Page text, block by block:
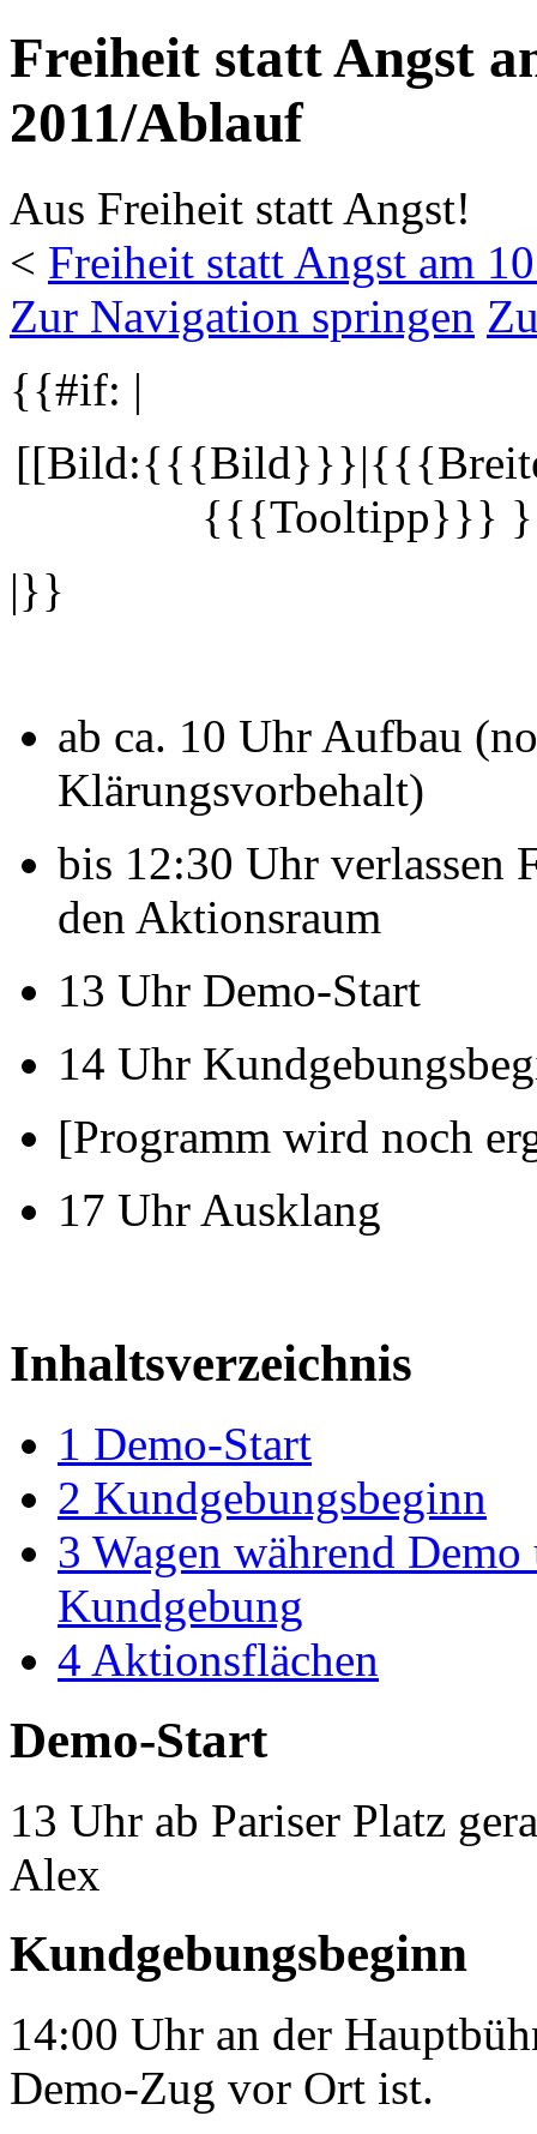
Freiheit statt Angst
2011/Ablauf
Aus Freiheit statt Angst!
< Freiheit statt Angst am
Zur Navigation springen
{{#if: |
{{{Tooltipp}}}
|}}
ab ca. 10 Uhr Aufbau
Klärungsvorbehalt)
bis 12:30 Uhr verlassen
den Aktionsraum
13 Uhr Demo-Start
14 Uhr
[Programm wird noch
17 Uhr Ausklang
Inhaltsverzeichnis
1 Demo-Start
2 Kundgebungsbeginn
3 Wagen während Demo
Kundgebung
4 Aktionsflächen
Demo-Start
13 Uhr ab Pariser Platz
Alex
Kundgebungsbeginn
14:00 Uhr an der
Demo-Zug vor Ort ist.